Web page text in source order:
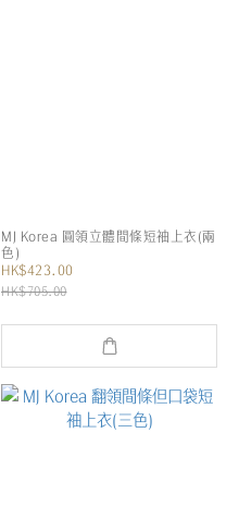
MJ Korea 圓領立體間條短袖上衣(兩
色)
HK$423.00
HK$705.00